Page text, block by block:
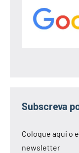
Subscreva
Coloque aqui o
newsletter